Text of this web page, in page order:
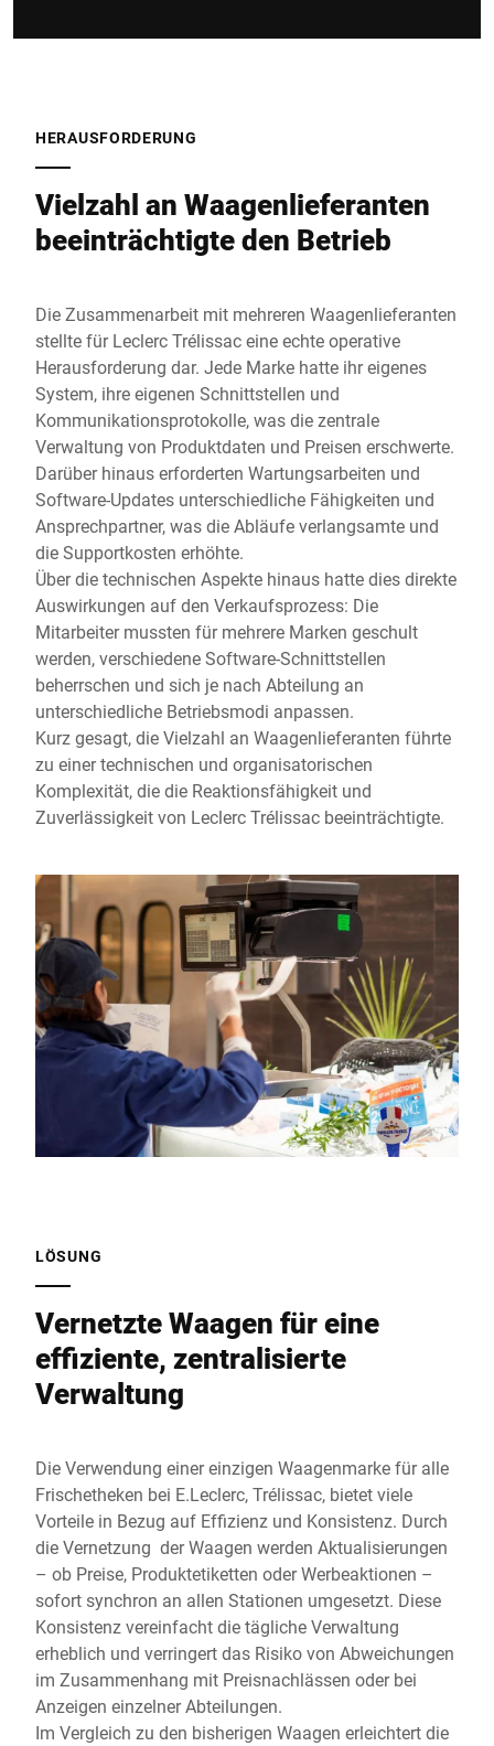
HERAUSFORDERUNG
Vielzahl an Waagenlieferanten
beeinträchtigte den Betrieb
Die Zusammenarbeit mit mehreren Waagenlieferanten
stellte für Leclerc Trélissac eine echte operative
Herausforderung dar. Jede Marke hatte ihr eigenes
System, ihre eigenen Schnittstellen und
Kommunikationsprotokolle, was die zentrale
Verwaltung von Produktdaten und Preisen erschwerte.
Darüber hinaus erforderten Wartungsarbeiten und
Software-Updates unterschiedliche Fähigkeiten und
Ansprechpartner, was die Abläufe verlangsamte und
die Supportkosten erhöhte.
Über die technischen Aspekte hinaus hatte dies direkte
Auswirkungen auf den Verkaufsprozess: Die
Mitarbeiter mussten für mehrere Marken geschult
werden, verschiedene Software-Schnittstellen
beherrschen und sich je nach Abteilung an
unterschiedliche Betriebsmodi anpassen.
Kurz gesagt, die Vielzahl an Waagenlieferanten führte
zu einer technischen und organisatorischen
Komplexität, die die Reaktionsfähigkeit und
Zuverlässigkeit von Leclerc Trélissac beeinträchtigte.
LÖSUNG
Vernetzte Waagen für eine
effiziente, zentralisierte
Verwaltung
Die Verwendung einer einzigen Waagenmarke für alle
Frischetheken bei E.Leclerc, Trélissac, bietet viele
Vorteile in Bezug auf Effizienz und Konsistenz. Durch
die Vernetzung der Waagen werden Aktualisierungen
– ob Preise, Produktetiketten oder Werbeaktionen –
sofort synchron an allen Stationen umgesetzt. Diese
Konsistenz vereinfacht die tägliche Verwaltung
erheblich und verringert das Risiko von Abweichungen
im Zusammenhang mit Preisnachlässen oder bei
Anzeigen einzelner Abteilungen.
Im Vergleich zu den bisherigen Waagen erleichtert die